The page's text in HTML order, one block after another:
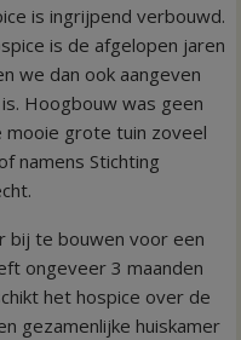
is ingrijpend verbouwd.
is de afgelopen jaren
we dan ook aangeven
Hoogbouw was geen
mooie grote tuin zoveel
namens Stichting
bij te bouwen voor een
ongeveer 3 maanden
het hospice over de
gezamenlijke huiskamer